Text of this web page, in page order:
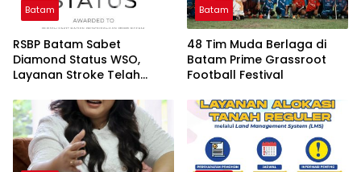
Batam
RSBP Batam Sabet
Diamond Status WSO,
Layanan Stroke Telah
Internasional
Batam
48 Tim Muda Berlaga di
Batam Prime Grassroot
Football Festival